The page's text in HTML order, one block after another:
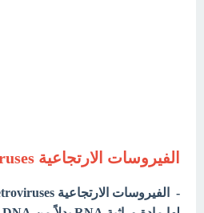
الفيروسات الارتجاعية Retroviruses
- الفيروسات الارتجاعية retroviruses هي